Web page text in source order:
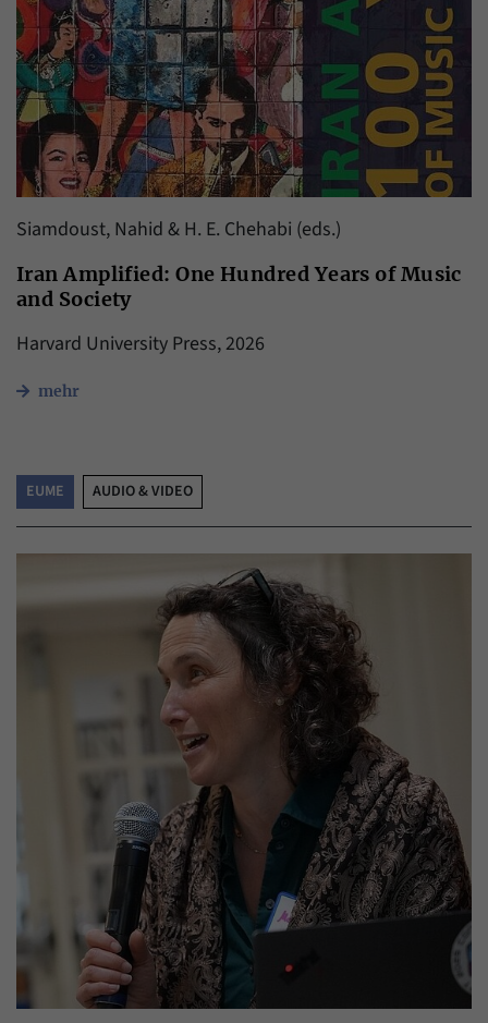
Siamdoust, Nahid & H. E. Chehabi (eds.)
Iran Amplified: One Hundred Years of Music
and Society
Harvard University Press, 2026
mehr
EUME AUDIO & VIDEO